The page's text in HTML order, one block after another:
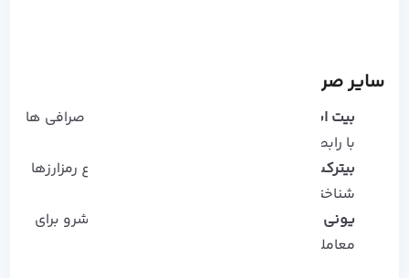
سایر صرافی‌ های مهم
بیت‌ استمپ (
یکی از قدیمی‌ ترین صرافی‌ ها
با رابط ساده و کارمزد پایین.
بیترکس (
به خاطر امنیت قوی و تنوع رمزارزها
شناخته میشه.
یونی‌ سواپ (
صرافی غیرمتمرکز پیشرو برای
معامله مستقیم (P2P) بدون واسطه.